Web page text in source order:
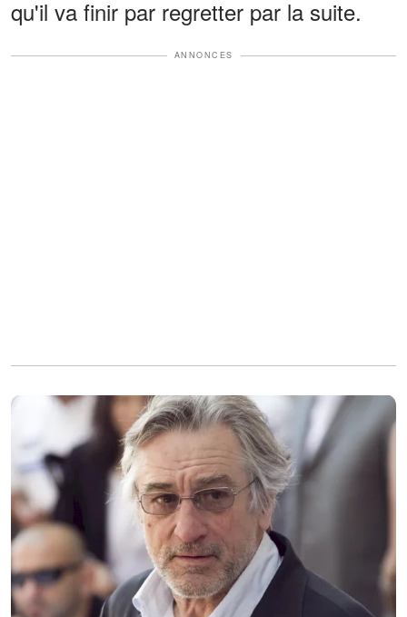
qu'il va finir par regretter par la suite.
ANNONCES